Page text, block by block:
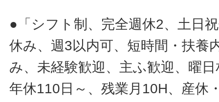
●「シフト制、完全週休2、土日
休み、週3以内可、短時間・扶養
み、未経験歓迎、主ふ歓迎、曜
年休110日～、残業月10H、産休